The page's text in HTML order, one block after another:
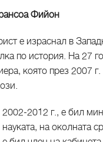
Фийон
е израснал в
по история. На 27
която през 2007
2012 г., е бил
на околната